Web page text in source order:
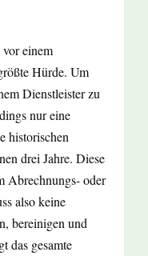
einem
Hürde. Um
Dienstleister zu
nur eine
historischen
drei Jahre. Diese
Abrechnungs- oder
also keine
bereinigen und
das gesamte